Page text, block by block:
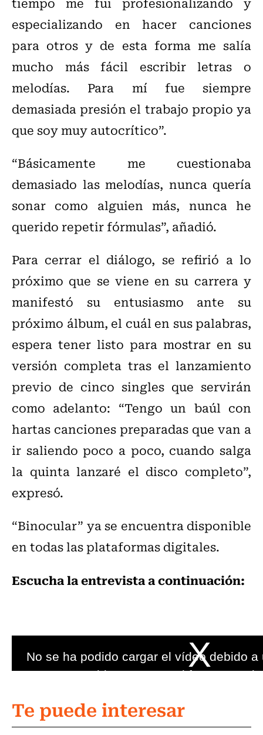
especializando en hacer canciones
para otros y de esta forma me salía
mucho más fácil escribir letras o
melodías. Para mí fue siempre
demasiada presión el trabajo propio ya
que soy muy autocrítico”.
“Básicamente me cuestionaba
demasiado las melodías, nunca quería
sonar como alguien más, nunca he
querido repetir fórmulas”, añadió.
Para cerrar el diálogo, se refirió a lo
próximo que se viene en su carrera y
manifestó su entusiasmo ante su
próximo álbum, el cuál en sus palabras,
espera tener listo para mostrar en su
versión completa tras el lanzamiento
previo de cinco singles que servirán
como adelanto: “Tengo un baúl con
hartas canciones preparadas que van a
ir saliendo poco a poco, cuando salga
la quinta lanzaré el disco completo”,
expresó.
“Binocular” ya se encuentra disponible
en todas las plataformas digitales.
Escucha la entrevista a continuación:
Te puede interesar